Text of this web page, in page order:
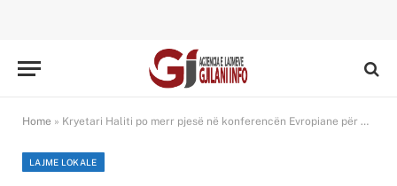
Home » Kryetari Haliti po merr pjesë në konferencën Evropiane për Biomasë në Grac të Austrisë
LAJME LOKALE